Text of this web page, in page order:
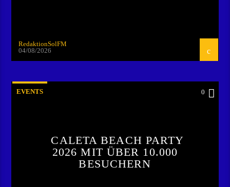
RedaktionSolFM
04/08/2026
EVENTS 0
CALETA BEACH PARTY
2026 MIT ÜBER 10.000
BESUCHERN